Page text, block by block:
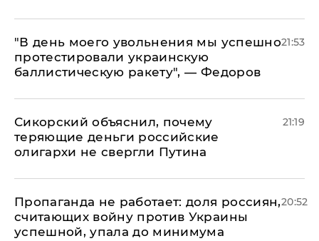
​"В день моего увольнения мы успешно
протестировали украинскую
баллистическую ракету", — Федоров
21:53
Сикорский объяснил, почему
теряющие деньги российские
олигархи не свергли Путина
21:19
​Пропаганда не работает: доля россиян,
считающих войну против Украины
успешной, упала до минимума
20:52